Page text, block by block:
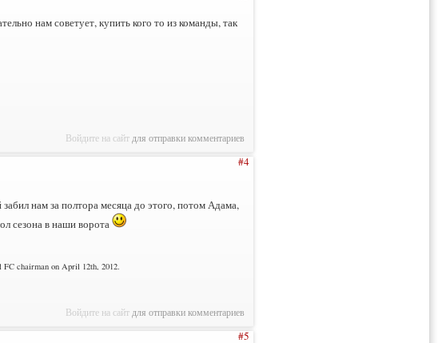
нам советует, купить кого то из команды, так
Войдите на сайт для отправки комментариев
#4
нам за полтора месяца до этого, потом Адама,
сезона в наши ворота
chairman on April 12th, 2012.
Войдите на сайт для отправки комментариев
#5